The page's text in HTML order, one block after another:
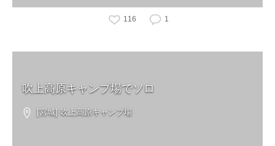
116 1
吹上高原キャンプ場でソロ
[宮城] 吹上高原キャンプ場